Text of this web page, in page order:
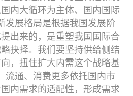
内大循环为主体、国内国际
发展格局是根据我国发展阶
出来的，是重塑我国国际合
抉择。我们要坚持供给侧结
，扭住扩大内需这个战略基
流通、消费更多依托国内市
内需求的适配性，形成需求